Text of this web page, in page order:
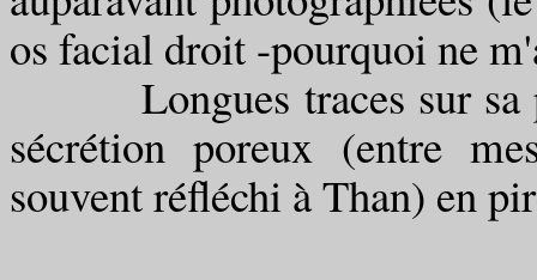
os facial droit -pourquoi ne
Longues traces sur sa
sécrétion poreux (entre
souvent réfléchi à Than) en